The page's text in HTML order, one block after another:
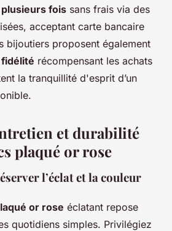
fois sans frais via des
acceptant carte bancaire
bijoutiers proposent également
récompensant les achats
la tranquillité d'esprit d’un
et durabilité
plaqué or rose
l’éclat et la couleur
or rose éclatant repose
quotidiens simples. Privilégiez